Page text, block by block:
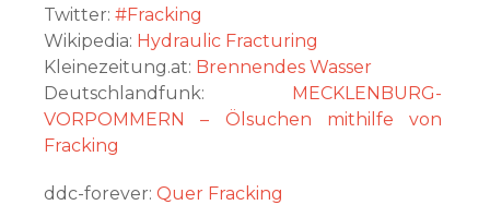
Twitter: #Fracking
Wikipedia: Hydraulic Fracturing
Kleinezeitung.at: Brennendes Wasser
Deutschlandfunk: MECKLENBURG-
VORPOMMERN – Ölsuchen mithilfe von
Fracking
ddc-forever: Quer Fracking